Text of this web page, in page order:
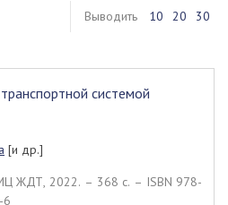
Выводить 10 20 30
системой
[и др.]
ЖДТ, 2022. – 368 c. – ISBN 978-
6